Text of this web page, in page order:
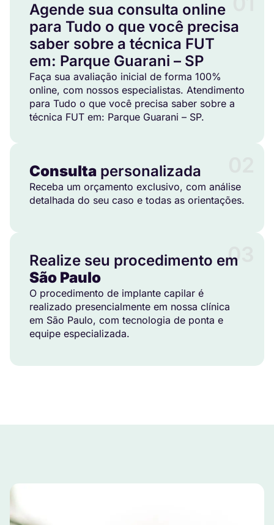
Agende sua consulta online
para Tudo o que você precisa
saber sobre a técnica FUT
em: Parque Guarani – SP
Faça sua avaliação inicial de forma 100%
online, com nossos especialistas. Atendimento
para Tudo o que você precisa saber sobre a
técnica FUT em: Parque Guarani – SP.
Consulta personalizada
Receba um orçamento exclusivo, com análise
detalhada do seu caso e todas as orientações.
03
Realize seu procedimento em
São Paulo
O procedimento de implante capilar é
realizado presencialmente em nossa clínica
em São Paulo, com tecnologia de ponta e
equipe especializada.